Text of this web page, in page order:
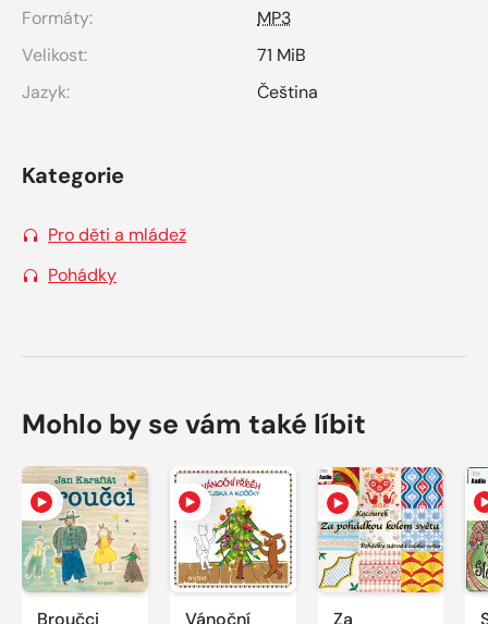
Formáty:
MP3
Velikost:
71 MiB
Jazyk:
Čeština
Kategorie
Pro děti a mládež
Pohádky
Mohlo by se vám také líbit
Broučci
Vánoční
Za